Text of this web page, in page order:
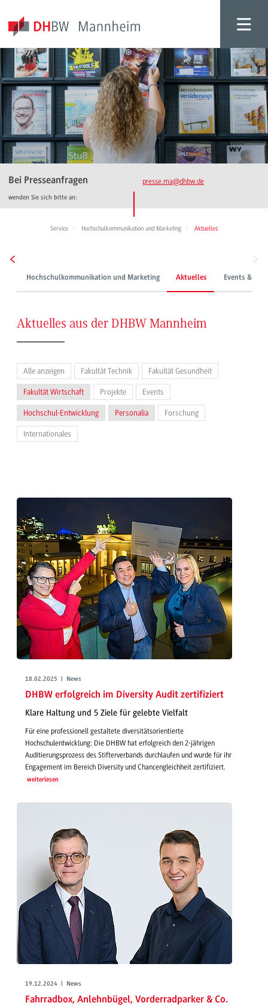
Bei Presseanfragen
wenden Sie sich bitte an:
presse.ma@dhbw.de
Service Hochschulkommunikation und Marketing Aktuelles
Hochschulkommunikation und Marketing Aktuelles Events &
Aktuelles aus der DHBW Mannheim
Alle anzeigen Fakultät Technik Fakultät Gesundheit
Fakultät Wirtschaft Projekte Events
Hochschul-Entwicklung Personalia Forschung
Internationales
18.02.2025 | News
DHBW erfolgreich im Diversity Audit zertifiziert
Klare Haltung und 5 Ziele für gelebte Vielfalt
Für eine professionell gestaltete diversitätsorientierte
Hochschulentwicklung: Die DHBW hat erfolgreich den 2-jährigen
Auditierungsprozess des Stifterverbands durchlaufen und wurde für ihr
Engagement im Bereich Diversity und Chancengleichheit zertifiziert.
weiterlesen
19.12.2024 | News
Fahrradbox, Anlehnbügel, Vorderradparker & Co.